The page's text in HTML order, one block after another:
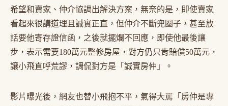
希望和賣家、仲介協調出解決方案，無奈的是，即使賣家
看起來很講道理且誠實正直，但仲介不斷兜圈子，甚至放
話要他寄存證信函，之後就擺爛不回應，即使他最後讓
步，表示需要180萬元整修房屋，對方仍只肯賠償50萬元，
讓小飛直呼荒謬，調侃對方是「誠實房仲」。
影片曝光後，網友也替小飛抱不平，氣得大罵「房仲是專